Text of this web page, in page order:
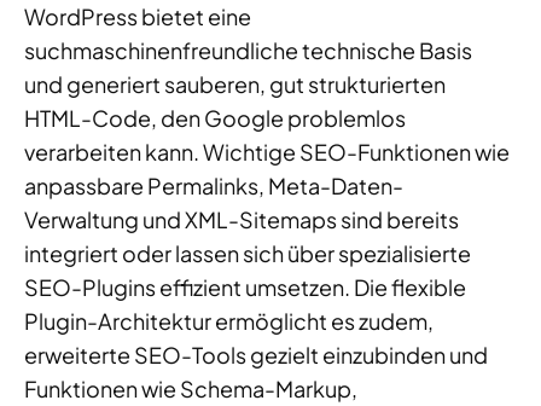
WordPress bietet eine
suchmaschinenfreundliche technische Basis
und generiert sauberen, gut strukturierten
HTML-Code, den Google problemlos
verarbeiten kann. Wichtige SEO-Funktionen wie
anpassbare Permalinks, Meta-Daten-
Verwaltung und XML-Sitemaps sind bereits
integriert oder lassen sich über spezialisierte
SEO-Plugins effizient umsetzen. Die flexible
Plugin-Architektur ermöglicht es zudem,
erweiterte SEO-Tools gezielt einzubinden und
Funktionen wie Schema-Markup,